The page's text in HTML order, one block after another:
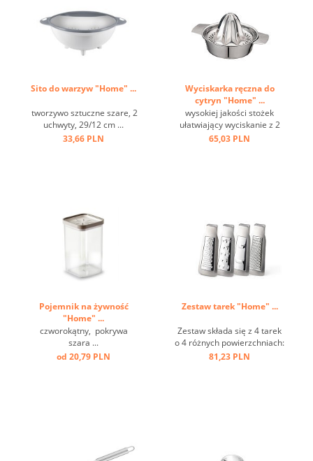
Sito do warzyw "Home" ...
tworzywo sztuczne szare, 2
uchwyty, 29/12 cm ...
33,66 PLN
Wyciskarka ręczna do
cytryn "Home" ...
wysokiej jakości stożek
ułatwiający wyciskanie z 2
wylewkami i szerokimi
65,03 PLN
Pojemnik na żywność
"Home" ...
czworokątny, pokrywa
szara ...
od 20,79 PLN
Zestaw tarek "Home" ...
Zestaw składa się z 4 tarek
o 4 różnych powierzchniach:
grubej, średniej, koronowej i
81,23 PLN